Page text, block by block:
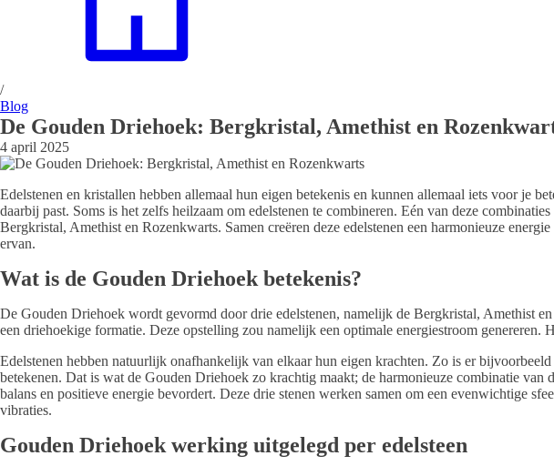
/
Blog
De Gouden Driehoek: Bergkristal, Amethist en
4 april 2025
Edelstenen en kristallen hebben allemaal hun eigen betekenis en kunnen allemaal iets voor je
daarbij past. Soms is het zelfs heilzaam om edelstenen te combineren. Eén van deze
Bergkristal, Amethist en Rozenkwarts. Samen creëren deze edelstenen een harmonieuze
ervan.
Wat is de Gouden Driehoek betekenis?
De Gouden Driehoek wordt gevormd door drie edelstenen, namelijk de Bergkristal, Amethist
een driehoekige formatie. Deze opstelling zou namelijk een optimale energiestroom
Edelstenen hebben natuurlijk onafhankelijk van elkaar hun eigen krachten. Zo is er bijvoorbeeld
betekenen. Dat is wat de Gouden Driehoek zo krachtig maakt; de harmonieuze combinatie
balans en positieve energie bevordert. Deze drie stenen werken samen om een evenwichtige
vibraties.
Gouden Driehoek werking uitgelegd per edelsteen